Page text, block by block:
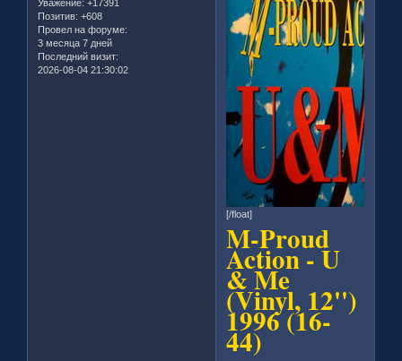
Уважение: +17391
Позитив: +608
Провел на форуме:
3 месяца 7 дней
Последний визит:
2026-08-04 21:30:02
[/float]
M-Proud
Action - U
& Me
(Vinyl, 12'')
1996 (16-
44)